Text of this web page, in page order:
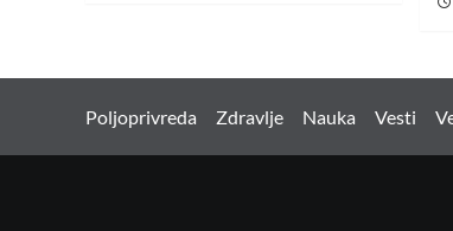
Poljoprivreda Zdravlje Nauka Vesti